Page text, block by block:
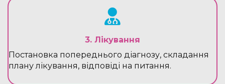
3. Лікування
Постановка попереднього діагнозу, складання
плану лікування, відповіді на питання.